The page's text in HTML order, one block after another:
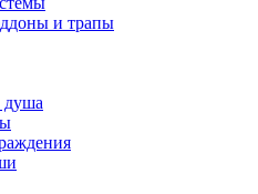
и трапы
душа